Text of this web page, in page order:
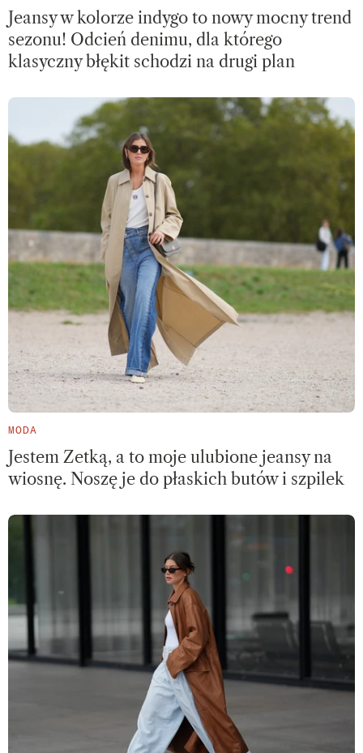
Jeansy w kolorze indygo to nowy mocny trend
sezonu! Odcień denimu, dla którego
klasyczny błękit schodzi na drugi plan
MODA
Jestem Zetką, a to moje ulubione jeansy na
wiosnę. Noszę je do płaskich butów i szpilek